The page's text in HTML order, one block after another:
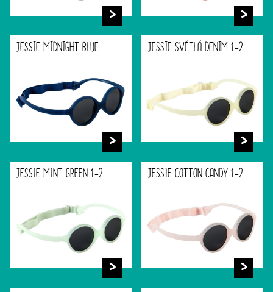
JESSIE MIDNIGHT BLUE JESSIE SVĚTLÁ DENIM 1-2
JESSIE MINT GREEN 1-2 JESSIE COTTON CANDY 1-2